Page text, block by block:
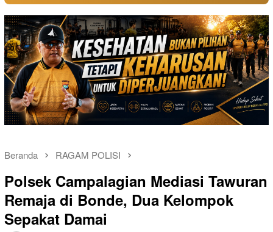
Beranda RAGAM POLISI
Polsek Campalagian Mediasi Tawuran
Remaja di Bonde, Dua Kelompok
Sepakat Damai